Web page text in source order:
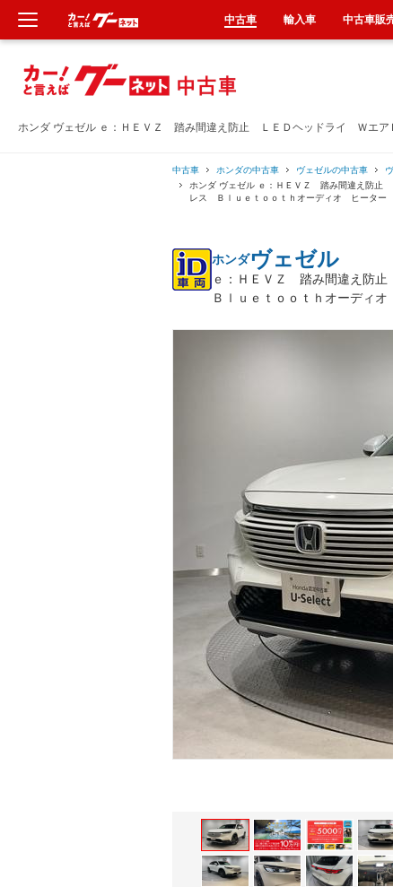
ホンダ ヴェゼル ｅ：ＨＥＶＺ 踏み間違え防止 ＬＥＤヘッドライ Ｗエア
中古車 ホンダの中古車 ヴェゼルの中古車
ホンダ ヴェゼル ｅ：ＨＥＶＺ 踏み間違え防
レス Ｂｌｕｅｔｏｏｔｈオーディオ ヒータ
ホンダヴェゼル
ｅ：ＨＥＶＺ 踏み間違え防
Ｂｌｕｅｔｏｏｔｈオーディ
中古車 輸入車 中古車販
新車
中古車